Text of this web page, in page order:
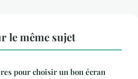
le même sujet
pour choisir un bon écran